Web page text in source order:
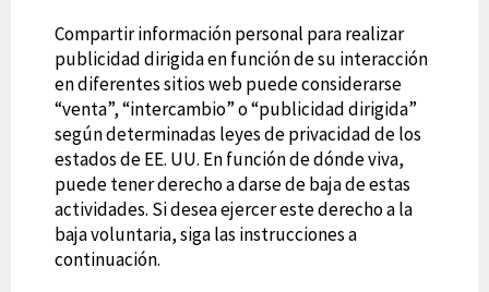
Compartir información personal para realizar
publicidad dirigida en función de su interacción
en diferentes sitios web puede considerarse
“venta”, “intercambio” o “publicidad dirigida”
según determinadas leyes de privacidad de los
estados de EE. UU. En función de dónde viva,
puede tener derecho a darse de baja de estas
actividades. Si desea ejercer este derecho a la
baja voluntaria, siga las instrucciones a
continuación.